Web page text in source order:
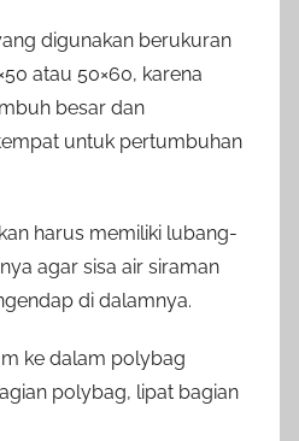
digunakan berukuran
atau 50×60, karena
besar dan
untuk pertumbuhan
harus memiliki lubang-
agar sisa air siraman
di dalamnya.
ke dalam polybag
polybag, lipat bagian